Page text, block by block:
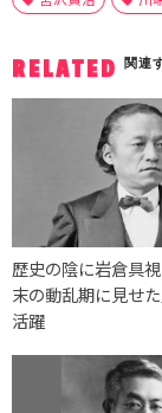
RELATED 関連
歴史の陰に岩倉具
末の動乱期に見せ
活躍